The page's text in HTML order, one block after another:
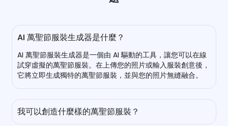
AI 萬聖節服裝生成器是什麼？
AI 萬聖節服裝生成器是一個由 AI 驅動的工具，讓您可以在線
試穿虛擬的萬聖節服裝。在上傳您的照片或輸入服裝創意後，
它將立即生成獨特的萬聖節服裝，並與您的照片無縫融合。
我可以創造什麼樣的萬聖節服裝？